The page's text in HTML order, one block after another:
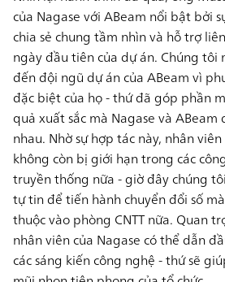
của Nagase với ABeam nổi bật bởi
chia sẻ chung tầm nhìn và hỗ trợ
ngày đầu tiên của dự án. Chúng tôi
đến đội ngũ dự án của ABeam vì
đặc biệt của họ - thứ đã góp phần
quả xuất sắc mà Nagase và
nhau. Nhờ sự hợp tác này, nhân
không còn bị giới hạn trong các
truyền thống nữa - giờ đây chúng
tự tin để tiến hành chuyển đổi số
thuộc vào phòng CNTT nữa. Quan
nhân viên của Nagase có thể dẫn
các sáng kiến công nghệ - thứ sẽ